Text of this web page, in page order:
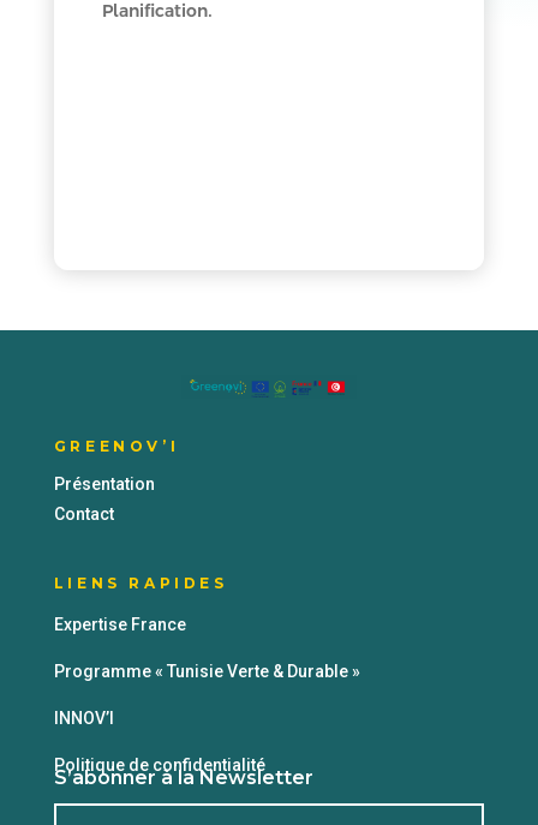
Planification.
GREENOV’I
Présentation
Contact
LIENS RAPIDES
Expertise France
Programme « Tunisie Verte & Durable »
INNOV’I
Politique de confidentialité
S’abonner à la Newsletter